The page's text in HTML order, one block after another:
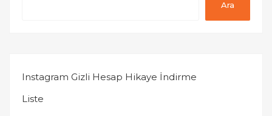
Ara
Instagram Gizli Hesap Hikaye İndirme
Liste